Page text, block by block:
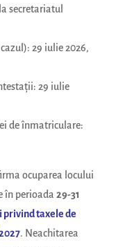
secretariatul
29 iulie 2026,
29 iulie
de înmatriculare:
ocuparea locului
în perioada 29-31
privind taxele de
. Neachitarea